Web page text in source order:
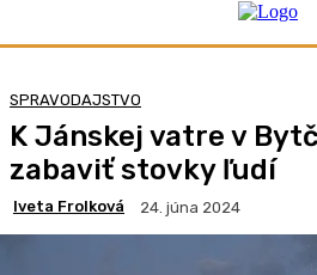
SPRAVODAJSTVO
K Jánskej vatre v
zabaviť stovky ľudí
Iveta Frolková 24. júna 2024